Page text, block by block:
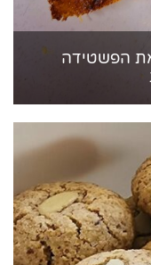
את הפשטידה